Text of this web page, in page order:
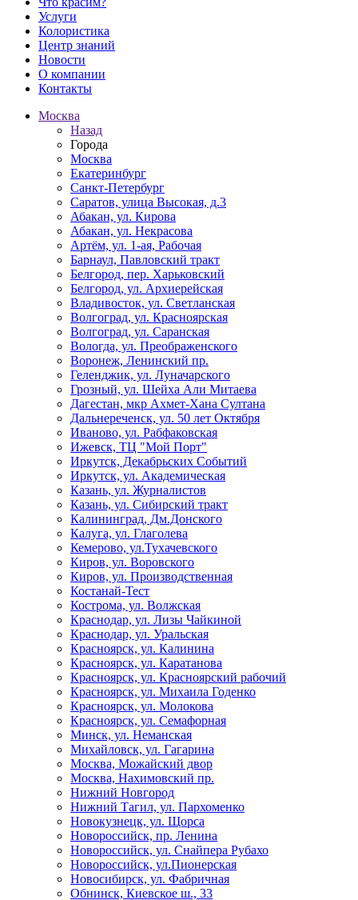
Услуги
Колористика
Центр знаний
Новости
О компании
Контакты
Москва
Назад
Города
Москва
Екатеринбург
Санкт-Петербург
Саратов, улица Высокая, д.3
Абакан, ул. Кирова
Абакан, ул. Некрасова
Артём, ул. 1-ая, Рабочая
Барнаул, Павловский тракт
Белгород, пер. Харьковский
Белгород, ул. Архиерейская
Владивосток, ул. Светланская
Волгоград, ул. Красноярская
Волгоград, ул. Саранская
Вологда, ул. Преображенского
Воронеж, Ленинский пр.
Геленджик, ул. Луначарского
Грозный, ул. Шейха Али Митаева
Дагестан, мкр Ахмет-Хана Султана
Дальнереченск, ул. 50 лет Октября
Иваново, ул. Рабфаковская
Ижевск, ТЦ "Мой Порт"
Иркутск, Декабрьских Событий
Иркутск, ул. Академическая
Казань, ул. Журналистов
Казань, ул. Сибирский тракт
Калининград, Дм.Донского
Калуга, ул. Глаголева
Кемерово, ул.Тухачевского
Киров, ул. Воровского
Киров, ул. Производственная
Костанай-Тест
Кострома, ул. Волжская
Краснодар, ул. Лизы Чайкиной
Краснодар, ул. Уральская
Красноярск, ул. Калинина
Красноярск, ул. Каратанова
Красноярск, ул. Красноярский рабочий
Красноярск, ул. Михаила Годенко
Красноярск, ул. Молокова
Красноярск, ул. Семафорная
Минск, ул. Неманская
Михайловск, ул. Гагарина
Москва, Можайский двор
Москва, Нахимовский пр.
Нижний Новгород
Нижний Тагил, ул. Пархоменко
Новокузнецк, ул. Щорса
Новороссийск, пр. Ленина
Новороссийск, ул. Снайпера Рубахо
Новороссийск, ул.Пионерская
Новосибирск, ул. Фабричная
Обнинск, Киевское ш., 33